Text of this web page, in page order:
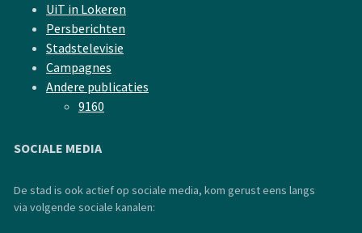
UiT in Lokeren
Persberichten
Stadstelevisie
Campagnes
Andere publicaties
9160
SOCIALE MEDIA
De stad is ook actief op sociale media, kom gerust eens langs
via volgende sociale kanalen: